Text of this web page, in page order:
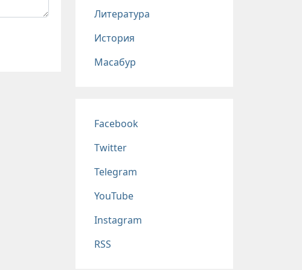
Литература
История
Масабур
Соц сети
Facebook
Twitter
Telegram
YouTube
Instagram
RSS